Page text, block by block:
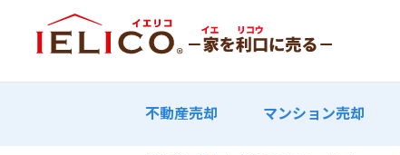
不動産売却 マンション売却